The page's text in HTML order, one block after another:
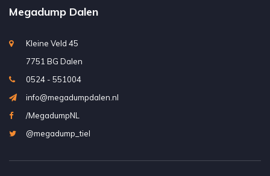
Megadump Dalen
Kleine Veld 45
7751 BG Dalen
0524 - 551004
info@megadumpdalen.nl
/MegadumpNL
@megadump_tiel